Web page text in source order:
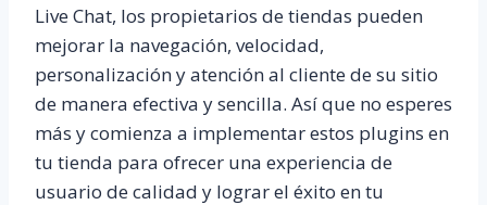
Live Chat, los propietarios de tiendas pueden
mejorar la navegación, velocidad,
personalización y atención al cliente de su sitio
de manera efectiva y sencilla. Así que no esperes
más y comienza a implementar estos plugins en
tu tienda para ofrecer una experiencia de
usuario de calidad y lograr el éxito en tu